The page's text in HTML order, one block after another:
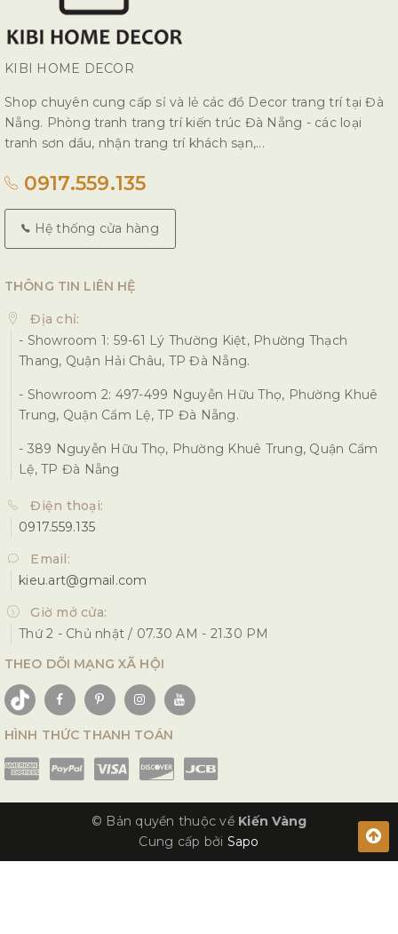
KIBI HOME DECOR
Shop chuyên cung cấp sỉ và lẻ các đồ Decor trang trí tại Đà
Nẵng. Phòng tranh trang trí kiến trúc Đà Nẵng - các loại
tranh sơn dầu, nhận trang trí khách sạn,...
0917.559.135
Hệ thống cửa hàng
THÔNG TIN LIÊN HỆ
Địa chỉ:
- Showroom 1: 59-61 Lý Thường Kiệt, Phường Thạch
Thang, Quận Hải Châu, TP Đà Nẵng.
- Showroom 2: 497-499 Nguyễn Hữu Thọ, Phường Khuê
Trung, Quận Cẩm Lệ, TP Đà Nẵng.
- 389 Nguyễn Hữu Thọ, Phường Khuê Trung, Quận Cẩm
Lệ, TP Đà Nẵng
Điện thoại:
0917.559.135
Email:
kieu.art@gmail.com
Giờ mở cửa:
Thứ 2 - Chủ nhật / 07.30 AM - 21.30 PM
THEO DÕI MẠNG XÃ HỘI
HÌNH THỨC THANH TOÁN
© Bản quyền thuộc về Kiến Vàng
Cung cấp bởi Sapo